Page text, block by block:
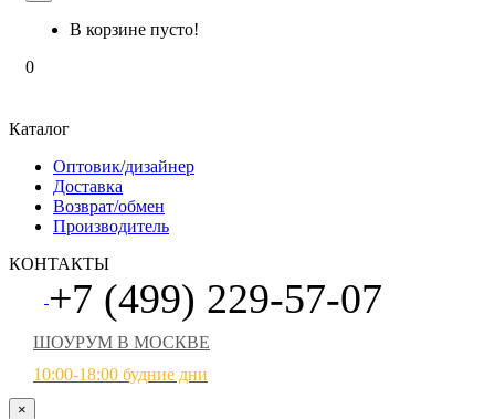
В корзине пусто!
0
Каталог
Оптовик/дизайнер
Доставка
Возврат/обмен
Производитель
КОНТАКТЫ
+7 (499) 229-57-07
ШОУРУМ В МОСКВЕ
10:00-18:00 будние дни
×